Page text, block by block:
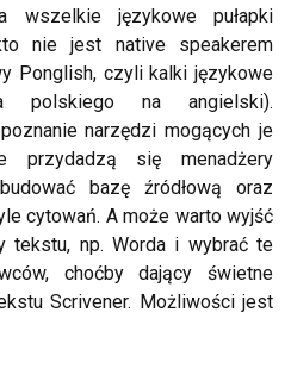
wszelkie językowe pułapki
nie jest native speakerem
Ponglish, czyli kalki językowe
polskiego na angielski).
narzędzi mogących je
przydadzą się menadżery
bazę źródłową oraz
cytowań. A może warto wyjść
tekstu, np. Worda i wybrać te
choćby dający świetne
Scrivener. Możliwości jest